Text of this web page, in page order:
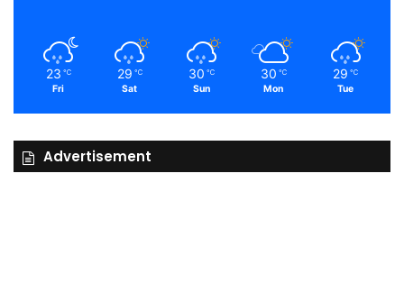
23 ℃
Fri
29 ℃
Sat
30 ℃
Sun
30 ℃
Mon
29 ℃
Tue
Advertisement